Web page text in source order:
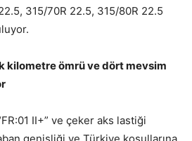
315/70R 22.5, 315/80R 22.5
kilometre ömrü ve dört mevsim
II+” ve çeker aks lastiği
genişliği ve Türkiye koşullarına